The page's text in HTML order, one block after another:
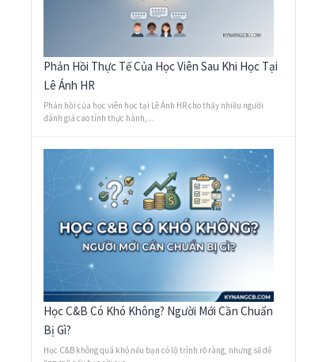
Phản Hồi Thực Tế Của Học Viên Sau Khi Học Tại
Lê Ánh HR
Phản hồi của học viên học tại Lê Ánh HR cho thấy nhiều người
đánh giá cao tính thực hành,...
Học C&B Có Khó Không? Người Mới Cần Chuẩn
Bị Gì?
Học C&B không quá khó nếu bạn có lộ trình rõ ràng, nhưng sẽ dễ